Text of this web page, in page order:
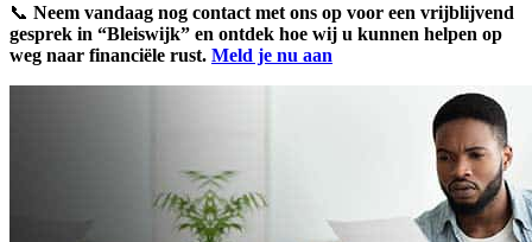
📞 Neem vandaag nog contact met ons op voor een vrijblijvend
gesprek in “Bleiswijk” en ontdek hoe wij u kunnen helpen op
weg naar financiële rust. Meld je nu aan